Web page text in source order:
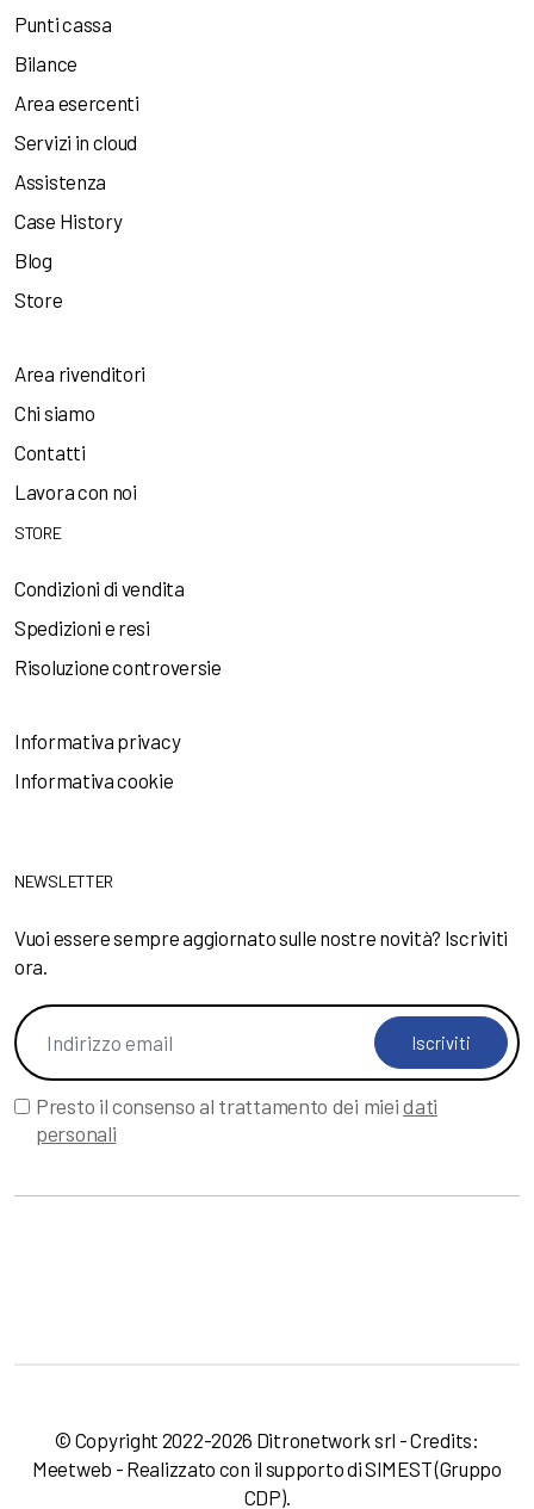
Punti cassa
Bilance
Area esercenti
Servizi in cloud
Assistenza
Case History
Blog
Store
Area rivenditori
Chi siamo
Contatti
Lavora con noi
STORE
Condizioni di vendita
Spedizioni e resi
Risoluzione controversie
Informativa privacy
Informativa cookie
NEWSLETTER
Vuoi essere sempre aggiornato sulle nostre novità? Iscriviti
ora.
Iscriviti
Presto il consenso al trattamento dei mieidati
personali
© Copyright 2022-2026 Ditronetwork srl - Credits:
Meetweb - Realizzato con il supporto diSIMEST(Gruppo
CDP).